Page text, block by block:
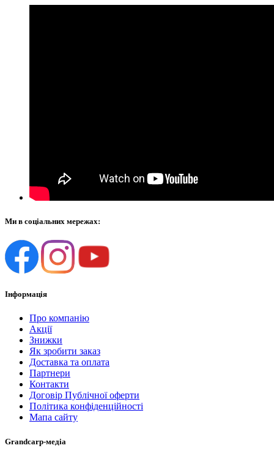
Ми в соціальних мережах:
Інформація
Про компанію
Акції
Знижки
Як зробити заказ
Доставка та оплата
Партнери
Контакти
Договір Публічної оферти
Політика конфіденційності
Мапа сайту
Grandcarp-медіа